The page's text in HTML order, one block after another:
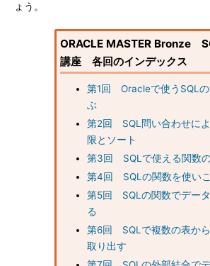
ょう。
ORACLE MASTER Bronze
講座 各回のインデックス
第1回 Oracleで使うSQL
ぶ
第2回 SQL問い合わせに
限とソート
第3回 SQLで使える関数
第4回 SQLの関数を使い
第5回 SQLの関数でデー
る
第6回 SQLで複数の表か
取り出す